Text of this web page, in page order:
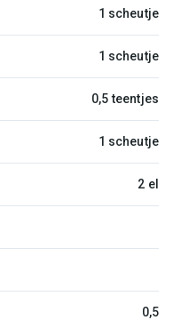
1 scheutje
1 scheutje
0,5 teentjes
1 scheutje
2 el
0,5